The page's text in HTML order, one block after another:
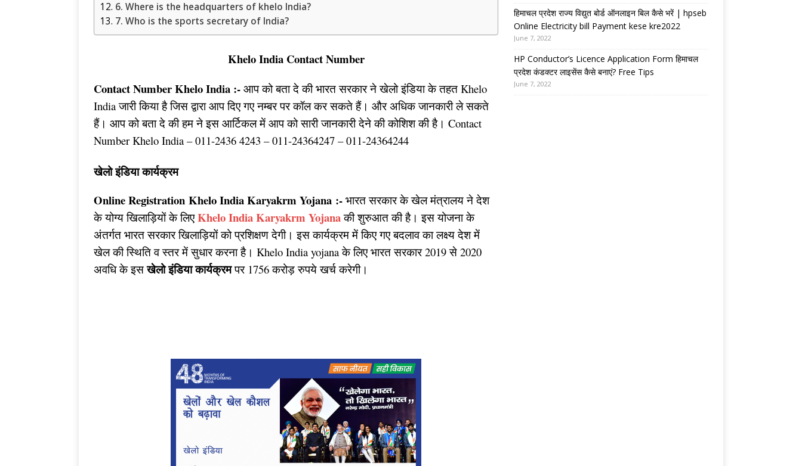
6. Where is the headquarters of khelo India?
7. Who is the sports secretary of India?
Khelo India Contact Number
Contact Number Khelo India :- आप को बता दे की भारत सरकार ने खेलो इंडिया के तहत Khelo
India जारी किया है जिस द्वारा आप दिए गए नम्बर पर कॉल कर सकते हैं। और अधिक जानकारी ले सकते
हैं। आप को बता दे की हम ने इस आर्टिकल में आप को सारी जानकारी देने की कोशिश की है। Contact
Number Khelo India – 011-2436 4243 – 011-24364247 – 011-24364244
खेलो इंडिया कार्यक्रम
Online Registration Khelo India Karyakrm Yojana :- भारत सरकार के खेल मंत्रालय ने देश
के योग्य खिलाड़ियों के लिएKhelo India Karyakrm Yojanaकी शुरुआत की है। इस योजना के
अंतर्गत भारत सरकार खिलाड़ियों को प्रशिक्षण देगी। इस कार्यक्रम में किए गए बदलाव का लक्ष्य देश में
खेल की स्थिति व स्तर में सुधार करना है। Khelo India yojana के लिए भारत सरकार 2019 से 2020
अवधि के इसखेलो इंडिया कार्यक्रमपर 1756 करोड़ रुपये खर्च करेगी।
हिमाचल प्रदेश राज्य विद्युत बोर्ड ऑनलाइन बिल कैसे भरें | hpseb
Online Electricity bill Payment kese kre2022
June 7, 2022
HP Conductor’s Licence Application Form हिमाचल
प्रदेश कंडक्टर लाइसेंस कैसे बनाएं? Free Tips
June 7, 2022